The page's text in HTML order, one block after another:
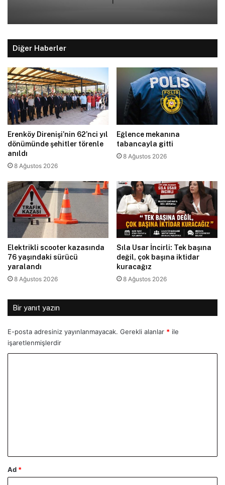
Diğer Haberler
Erenköy Direnişi’nin 62’nci yıl
dönümünde şehitler törenle
anıldı
8 Ağustos 2026
Eğlence mekanına
tabancayla gitti
8 Ağustos 2026
Elektrikli scooter kazasında
76 yaşındaki sürücü
yaralandı
8 Ağustos 2026
Sıla Usar İncirli: Tek başına
değil, çok başına iktidar
kuracağız
8 Ağustos 2026
Bir yanıt yazın
E-posta adresiniz yayınlanmayacak. Gerekli alanlar * ile
işaretlenmişlerdir
Ad *